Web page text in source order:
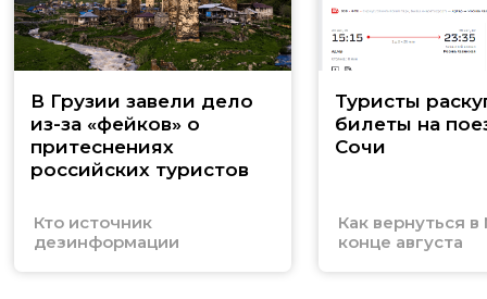
В Грузии завели дело
из-за «фейков» о
притеснениях
российских туристов
Кто источник
дезинформации
Туристы
билеты на
Сочи
Как вернуться в
конце августа